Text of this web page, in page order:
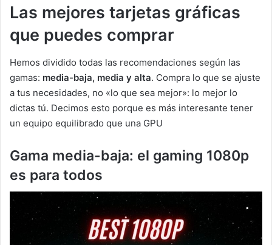
Las mejores tarjetas gráficas
que puedes comprar
Hemos dividido todas las recomendaciones según las
gamas: media-baja, media y alta. Compra lo que se ajuste
a tus necesidades, no «lo que sea mejor»: lo mejor lo
dictas tú. Decimos esto porque es más interesante tener
un equipo equilibrado que una GPU
Gama media-baja: el gaming 1080p
es para todos